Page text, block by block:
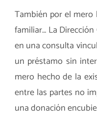
También por el
familiar… La
en una consulta
un préstamo sin
mero hecho de la
entre las partes no
una donación